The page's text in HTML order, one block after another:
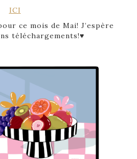
ICI
ce mois de Mai! J’espère
téléchargements!♥